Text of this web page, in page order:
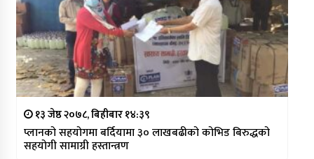
१३ जेष्ठ २०७८, बिहीबार १४:३९
प्लानको सहयोगमा बर्दियामा ३० लाखबढीको कोभिड बिरुद्धको
सहयोगी सामाग्री हस्तान्त्रण